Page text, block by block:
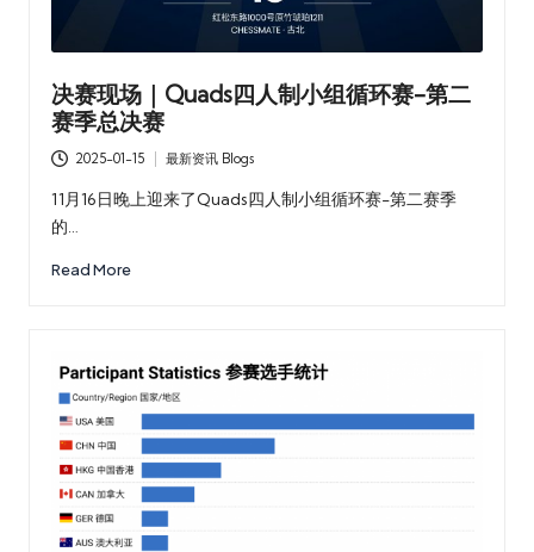
决赛现场｜Quads四人制小组循环赛-第二
赛季总决赛
2025-01-15
Posted
in
最新资讯 Blogs
11月16日晚上迎来了Quads四人制小组循环赛-第二赛季
的…
Read More